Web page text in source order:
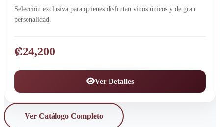
Selección exclusiva para quienes disfrutan vinos únicos y de gran
personalidad.
₡24,200
Ver Detalles
Ver Catálogo Completo